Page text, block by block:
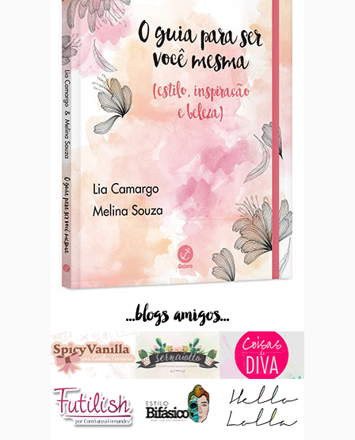
...blogs amigos...